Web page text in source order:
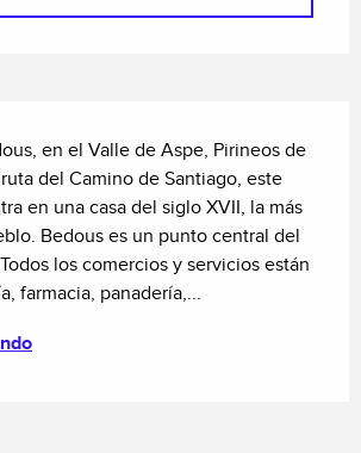
en el Valle de Aspe, Pirineos de
del Camino de Santiago, este
en una casa del siglo XVII, la más
Bedous es un punto central del
los comercios y servicios están
farmacia, panadería,...